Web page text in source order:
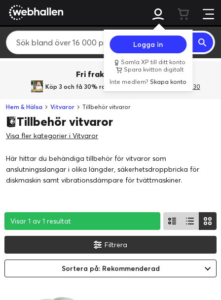
Logga in
Samla XP till ditt konto
Spara kvitton digitalt
Inte medlem?Skapa konto
Fri frakt över 800 kr.
Köp 3 och få 30% rabatt med rabattkoden 3Gives30
Hem & Hälsa Vitvaror Tillbehör vitvaror
Tillbehör vitvaror
Visa fler kategorier i Vitvaror
Här hittar du behändiga tillbehör för vitvaror som
anslutningsslangar i olika längder, säkerhetsdroppbricka för
diskmaskin samt vibrationsdämpare för tvättmaskiner.
Visar 1 av 1 resultat
Visar 1 av 1 resultat
Visar 1 av 1 resultat
Filtrera
Sortera på: Rekommenderad